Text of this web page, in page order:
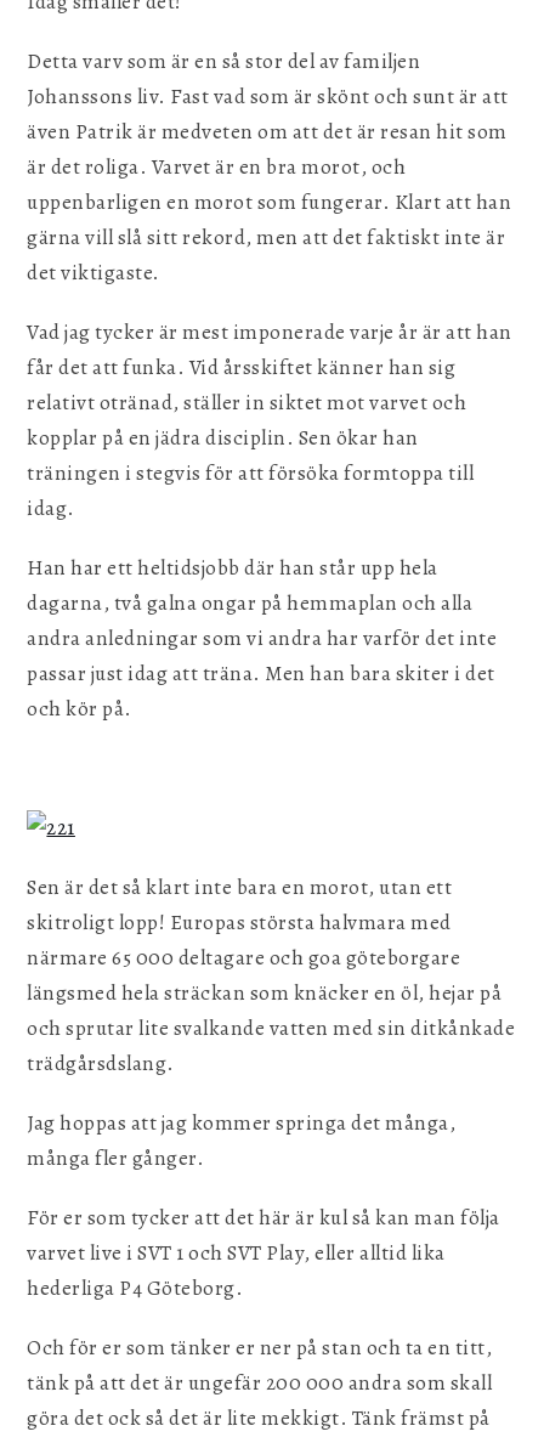
Detta varv som är en så stor del av familjen
Johanssons liv. Fast vad som är skönt och sunt är att
även Patrik är medveten om att det är resan hit som
är det roliga. Varvet är en bra morot, och
uppenbarligen en morot som fungerar. Klart att han
gärna vill slå sitt rekord, men att det faktiskt inte är
det viktigaste.
Vad jag tycker är mest imponerade varje år är att han
får det att funka. Vid årsskiftet känner han sig
relativt otränad, ställer in siktet mot varvet och
kopplar på en jädra disciplin. Sen ökar han
träningen i stegvis för att försöka formtoppa till
idag.
Han har ett heltidsjobb där han står upp hela
dagarna, två galna ongar på hemmaplan och alla
andra anledningar som vi andra har varför det inte
passar just idag att träna. Men han bara skiter i det
och kör på.
Sen är det så klart inte bara en morot, utan ett
skitroligt lopp! Europas största halvmara med
närmare 65 000 deltagare och goa göteborgare
längsmed hela sträckan som knäcker en öl, hejar på
och sprutar lite svalkande vatten med sin ditkånkade
trädgårsdslang.
Jag hoppas att jag kommer springa det många,
många fler gånger.
För er som tycker att det här är kul så kan man följa
varvet live i SVT 1 och SVT Play, eller alltid lika
hederliga P4 Göteborg.
Och för er som tänker er ner på stan och ta en titt,
tänk på att det är ungefär 200 000 andra som skall
göra det ock så det är lite mekkigt. Tänk främst på